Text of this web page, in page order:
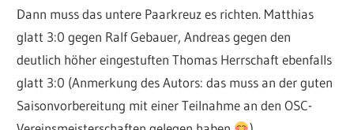
Dann muss das untere Paarkreuz es richten. Matthias
glatt 3:0 gegen Ralf Gebauer, Andreas gegen den
deutlich höher eingestuften Thomas Herrschaft ebenfalls
glatt 3:0 (Anmerkung des Autors: das muss an der guten
Saisonvorbereitung mit einer Teilnahme an den OSC-